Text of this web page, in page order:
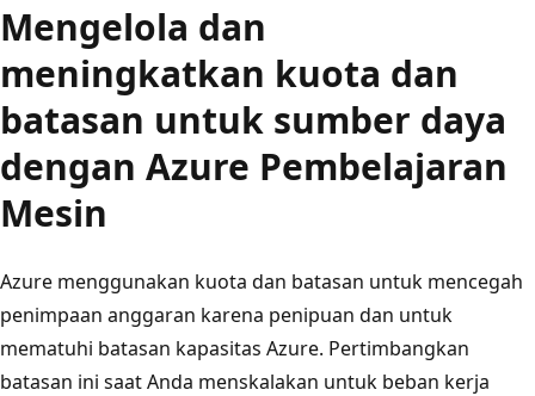
Mengelola dan
meningkatkan kuota dan
batasan untuk sumber daya
dengan Azure Pembelajaran
Mesin
Azure menggunakan kuota dan batasan untuk mencegah
penimpaan anggaran karena penipuan dan untuk
mematuhi batasan kapasitas Azure. Pertimbangkan
batasan ini saat Anda menskalakan untuk beban kerja